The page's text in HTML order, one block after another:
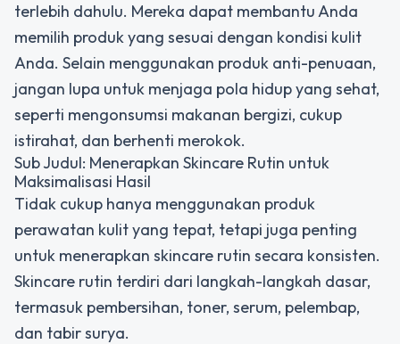
terlebih dahulu. Mereka dapat membantu Anda
memilih produk yang sesuai dengan kondisi kulit
Anda. Selain menggunakan produk anti-penuaan,
jangan lupa untuk menjaga pola hidup yang sehat,
seperti mengonsumsi makanan bergizi, cukup
istirahat, dan berhenti merokok.
Sub Judul: Menerapkan Skincare Rutin untuk
Maksimalisasi Hasil
Tidak cukup hanya menggunakan produk
perawatan kulit yang tepat, tetapi juga penting
untuk menerapkan skincare rutin secara konsisten.
Skincare rutin terdiri dari langkah-langkah dasar,
termasuk pembersihan, toner, serum, pelembap,
dan tabir surya.